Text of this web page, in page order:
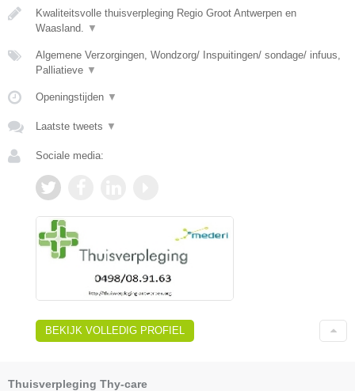
Kwaliteitsvolle thuisverpleging Regio Groot Antwerpen en
Waasland.
▼
Algemene Verzorgingen, Wondzorg/ Inspuitingen/ sondage/ infuus,
Palliatieve ▼
Openingstijden ▼
Laatste tweets ▼
Sociale media:
BEKIJK VOLLEDIG PROFIEL
Thuisverpleging Thy-care